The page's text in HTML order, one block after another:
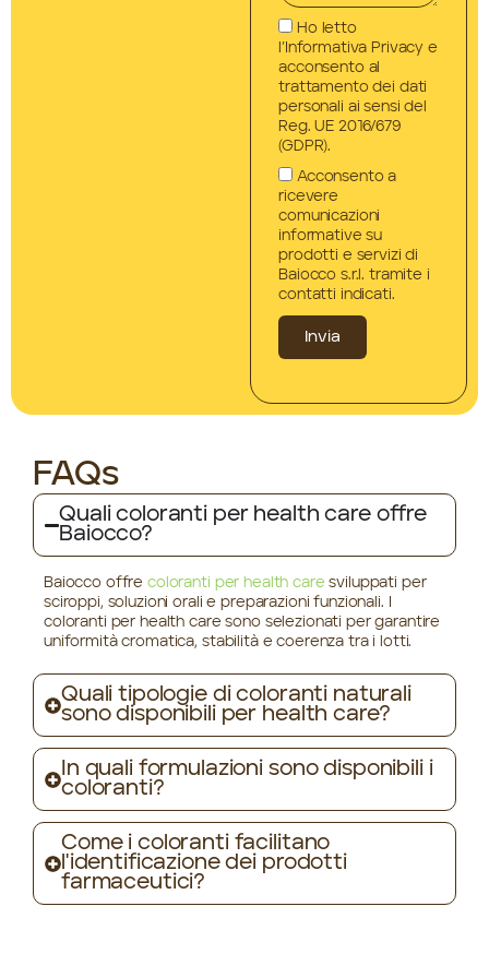
Ho letto
l’Informativa Privacy e
acconsento al
trattamento dei dati
personali ai sensi del
Reg. UE 2016/679
(GDPR).
Acconsento a
ricevere
comunicazioni
informative su
prodotti e servizi di
Baiocco s.r.l. tramite i
contatti indicati.
Invia
FAQs
Quali coloranti per health care offre
Baiocco?
Baiocco offrecoloranti per health care sviluppati per
sciroppi, soluzioni orali e preparazioni funzionali. I
coloranti per health care sono selezionati per garantire
uniformità cromatica, stabilità e coerenza tra i lotti.
Quali tipologie di coloranti naturali
sono disponibili per health care?
In quali formulazioni sono disponibili i
coloranti?
Come i coloranti facilitano
l'identificazione dei prodotti
farmaceutici?